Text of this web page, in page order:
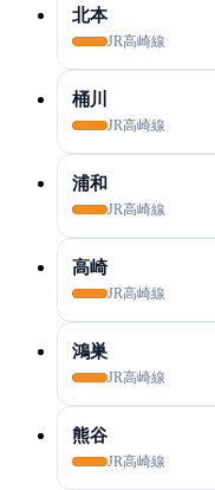
北本
JR高崎線
桶川
JR高崎線
浦和
JR高崎線
高崎
JR高崎線
鴻巣
JR高崎線
熊谷
JR高崎線